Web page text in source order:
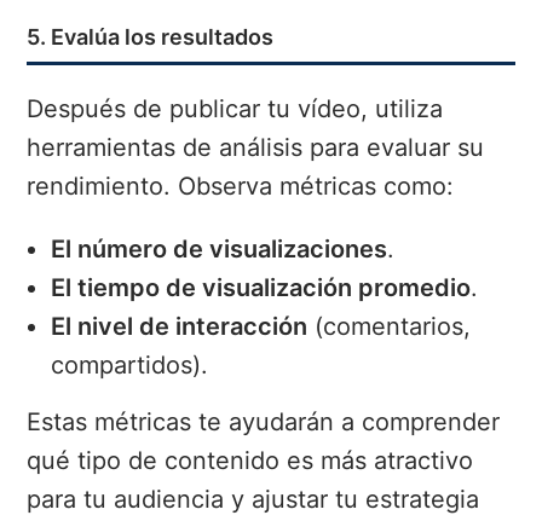
5. Evalúa los resultados
Después de publicar tu vídeo, utiliza
herramientas de análisis para evaluar su
rendimiento. Observa métricas como:
El número de visualizaciones.
El tiempo de visualización promedio.
El nivel de interacción (comentarios,
compartidos).
Estas métricas te ayudarán a comprender
qué tipo de contenido es más atractivo
para tu audiencia y ajustar tu estrategia